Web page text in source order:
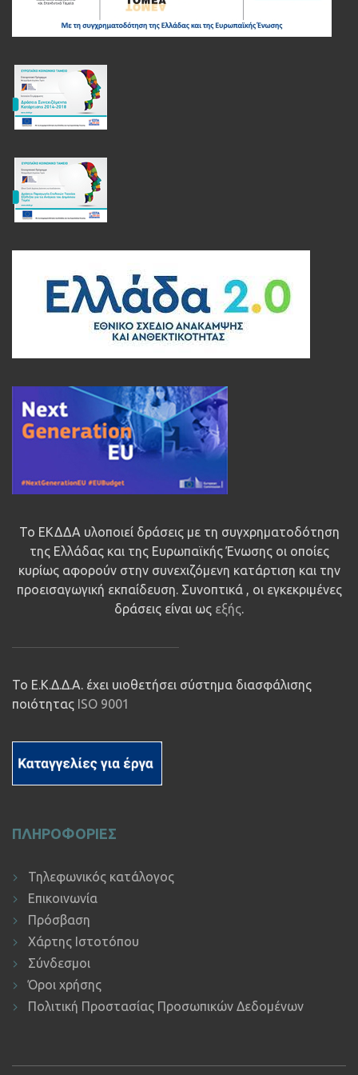
Το ΕΚΔΔΑ υλοποιεί δράσεις με τη συγχρηματοδότηση
της Ελλάδας και της Ευρωπαϊκής Ένωσης οι οποίες
κυρίως αφορούν στην συνεχιζόμενη κατάρτιση και την
προεισαγωγική εκπαίδευση. Συνοπτικά , οι εγκεκριμένες
δράσεις είναι ως εξής.
Το Ε.Κ.Δ.Δ.Α. έχει υιοθετήσει σύστημα διασφάλισης
ποιότητας ISO 9001
ΠΛΗΡΟΦΟΡΙΕΣ
Τηλεφωνικός κατάλογος
Επικοινωνία
Πρόσβαση
Χάρτης Ιστοτόπου
Σύνδεσμοι
Όροι χρήσης
Πολιτική Προστασίας Προσωπικών Δεδομένων